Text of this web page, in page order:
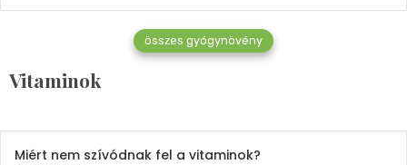
összes gyógynövény
Vitaminok
Vitaminok
Mindent a B-12 vitaminról
2023.02.27.
Miért nem szívódnak fel a vitaminok?